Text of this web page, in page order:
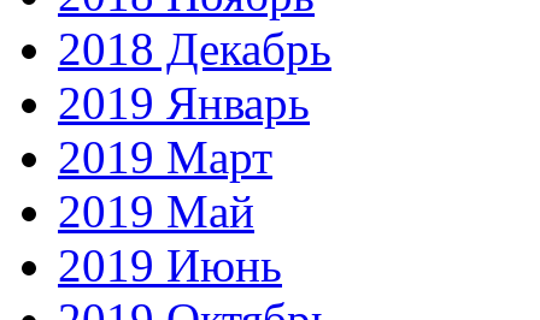
2018 Декабрь
2019 Январь
2019 Март
2019 Май
2019 Июнь